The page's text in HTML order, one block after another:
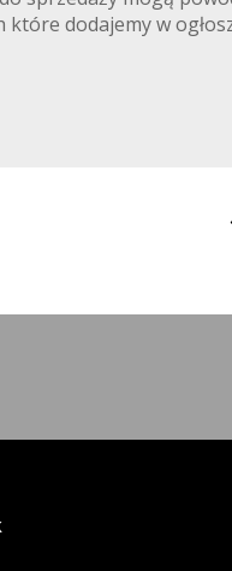
dodajemy w